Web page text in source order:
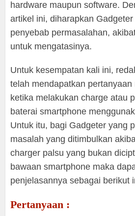
hardware maupun software.
artikel ini, diharapkan
penyebab permasalahan,
untuk mengatasinya.
Untuk kesempatan kali ini,
telah mendapatkan
ketika melakukan charge atau
baterai smartphone
Untuk itu, bagi Gadgeter yang
masalah yang ditimbulkan
charger palsu yang bukan
bawaan smartphone maka
penjelasannya sebagai berikut
Pertanyaan :